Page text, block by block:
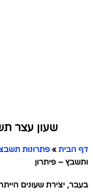
שעון עצר
דף הבית » פתרונות
ותשבץ – פיתרון
בעבר, יצירת שעונים